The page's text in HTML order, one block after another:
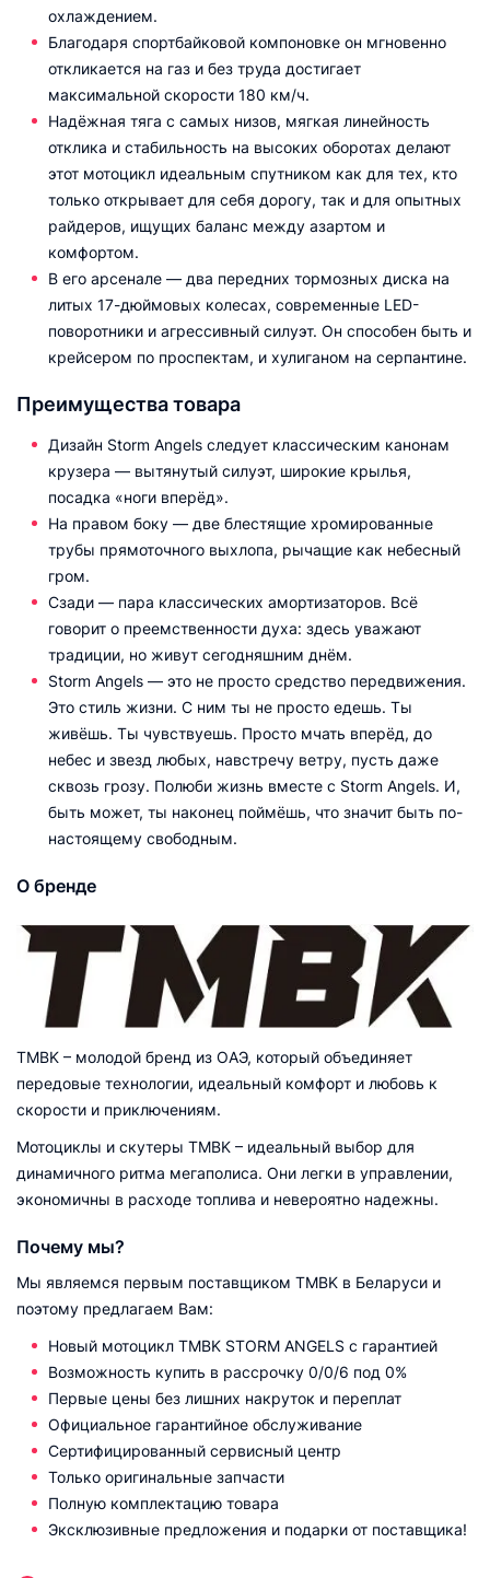
охлаждением.
Благодаря спортбайковой компоновке он мгновенно
откликается на газ и без труда достигает
максимальной скорости 180 км/ч.
Надёжная тяга с самых низов, мягкая линейность
отклика и стабильность на высоких оборотах делают
этот мотоцикл идеальным спутником как для тех, кто
только открывает для себя дорогу, так и для опытных
райдеров, ищущих баланс между азартом и
комфортом.
В его арсенале — два передних тормозных диска на
литых 17-дюймовых колесах, современные LED-
поворотники и агрессивный силуэт. Он способен быть и
крейсером по проспектам, и хулиганом на серпантине.
Преимущества товара
Дизайн Storm Angels следует классическим канонам
крузера — вытянутый силуэт, широкие крылья,
посадка «ноги вперёд».
На правом боку — две блестящие хромированные
трубы прямоточного выхлопа, рычащие как небесный
гром.
Сзади — пара классических амортизаторов. Всё
говорит о преемственности духа: здесь уважают
традиции, но живут сегодняшним днём.
Storm Angels — это не просто средство передвижения.
Это стиль жизни. С ним ты не просто едешь. Ты
живёшь. Ты чувствуешь. Просто мчать вперёд, до
небес и звезд любых, навстречу ветру, пусть даже
сквозь грозу. Полюби жизнь вместе с Storm Angels. И,
быть может, ты наконец поймёшь, что значит быть по-
настоящему свободным.
О бренде
TMBK – молодой бренд из ОАЭ, который объединяет
передовые технологии, идеальный комфорт и любовь к
скорости и приключениям.
Мотоциклы и скутеры TMBK – идеальный выбор для
динамичного ритма мегаполиса. Они легки в управлении,
экономичны в расходе топлива и невероятно надежны.
Почему мы?
Мы являемся первым поставщиком TMBK в Беларуси и
поэтому предлагаем Вам:
Новый мотоцикл TMBK STORM ANGELS с гарантией
Возможность купить в рассрочку 0/0/6 под 0%
Первые цены без лишних накруток и переплат
Официальное гарантийное обслуживание
Сертифицированный сервисный центр
Только оригинальные запчасти
Полную комплектацию товара
Эксклюзивные предложения и подарки от поставщика!